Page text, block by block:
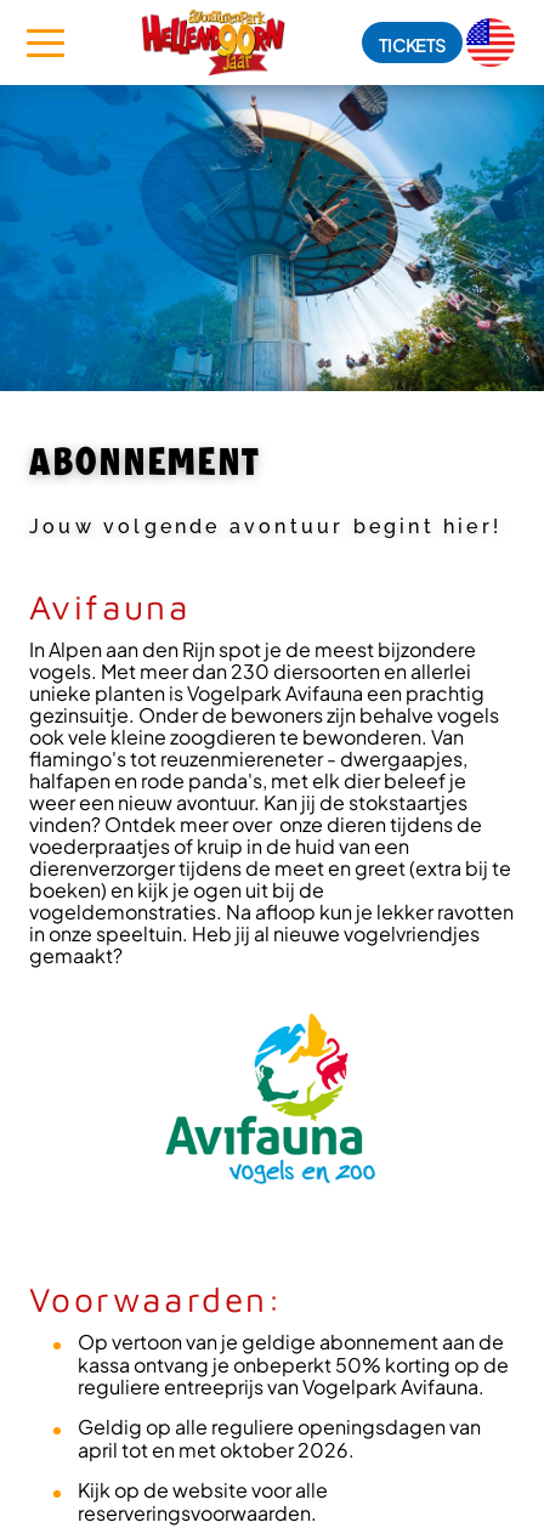
TICKETS
ABONNEMENT
Jouw volgende avontuur begint hier!
Avifauna
In Alpen aan den Rijn spot je de meest bijzondere
vogels. Met meer dan 230 diersoorten en allerlei
unieke planten is Vogelpark Avifauna een prachtig
gezinsuitje. Onder de bewoners zijn behalve vogels
ook vele kleine zoogdieren te bewonderen. Van
flamingo's tot reuzenmiereneter - dwergaapjes,
halfapen en rode panda's, met elk dier beleef je
weer een nieuw avontuur. Kan jij de stokstaartjes
vinden? Ontdek meer over onze dieren tijdens de
voederpraatjes of kruip in de huid van een
dierenverzorger tijdens de meet en greet (extra bij te
boeken) en kijk je ogen uit bij de
vogeldemonstraties. Na afloop kun je lekker ravotten
in onze speeltuin. Heb jij al nieuwe vogelvriendjes
gemaakt?
Voorwaarden:
Op vertoon van je geldige abonnement aan de
kassa ontvang je onbeperkt 50% korting op de
reguliere entreeprijs van Vogelpark Avifauna.
Geldig op alle reguliere openingsdagen van
april tot en met oktober 2026.
Kijk op de website voor alle
reserveringsvoorwaarden.